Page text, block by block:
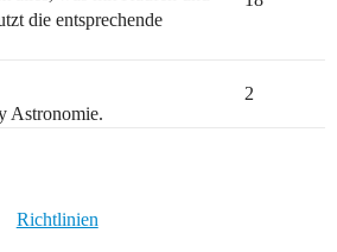
die entsprechende
Astronomie.
2
Richtlinien